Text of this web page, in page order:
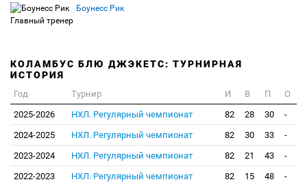
Боунесс Рик
Главный тренер
КОЛАМБУС БЛЮ ДЖЭКЕТС: ТУРНИРНАЯ
ИСТОРИЯ
Год Турнир И В П
О
2025-2026
НХЛ. Регулярный чемпионат 82 28 30
-
2024-2025
НХЛ. Регулярный чемпионат 82 30 33
-
2023-2024
НХЛ. Регулярный чемпионат 82 21 43
-
2022-2023
НХЛ. Регулярный чемпионат 82 15 48
-